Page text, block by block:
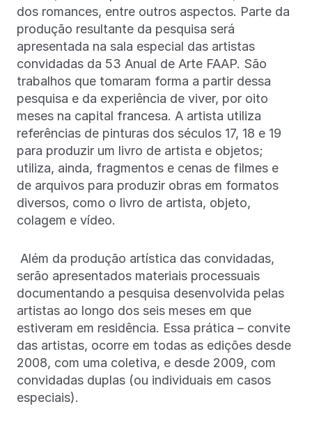
dos romances, entre outros aspectos. Parte da
produção resultante da pesquisa será
apresentada na sala especial das artistas
convidadas da 53 Anual de Arte FAAP. São
trabalhos que tomaram forma a partir dessa
pesquisa e da experiência de viver, por oito
meses na capital francesa. A artista utiliza
referências de pinturas dos séculos 17, 18 e 19
para produzir um livro de artista e objetos;
utiliza, ainda, fragmentos e cenas de filmes e
de arquivos para produzir obras em formatos
diversos, como o livro de artista, objeto,
colagem e vídeo.
Além da produção artística das convidadas,
serão apresentados materiais processuais
documentando a pesquisa desenvolvida pelas
artistas ao longo dos seis meses em que
estiveram em residência. Essa prática – convite
das artistas, ocorre em todas as edições desde
2008, com uma coletiva, e desde 2009, com
convidadas duplas (ou individuais em casos
especiais).